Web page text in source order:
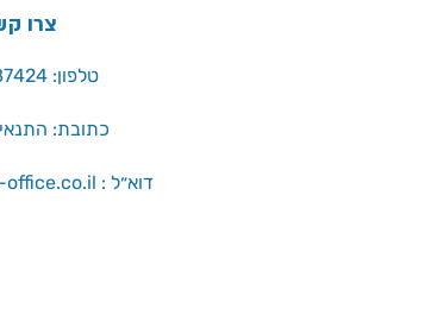
צרו
טלפון: 03-7787424
כתובת: התנאים 5
service@one-office.co.il : דוא״ל